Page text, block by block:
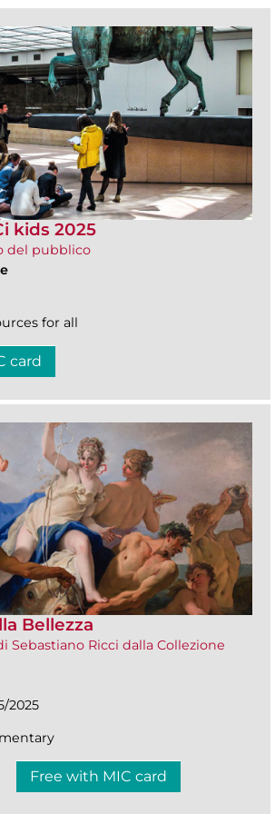
kids 2025
del pubblico
for all
card
Bellezza
Sebastiano Ricci dalla Collezione
2025
Free with MIC card